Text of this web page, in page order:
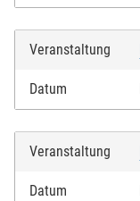
Veranstaltung
Datum
Veranstaltung
Datum